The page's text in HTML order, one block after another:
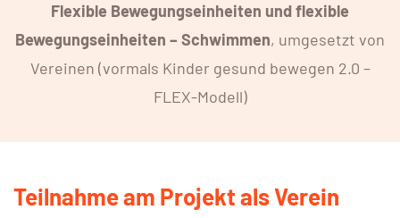
Flexible Bewegungseinheiten und flexible
Bewegungseinheiten – Schwimmen, umgesetzt von
Vereinen (vormals Kinder gesund bewegen 2.0 –
FLEX-Modell)
Teilnahme am Projekt als Verein